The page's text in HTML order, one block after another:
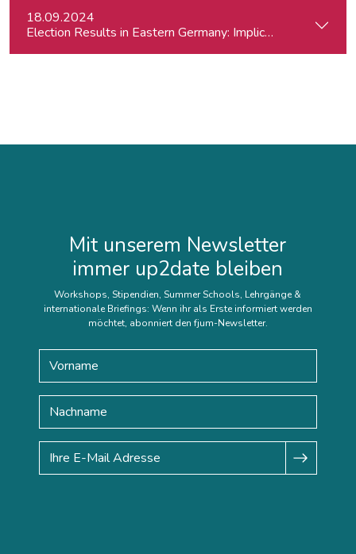
18.09.2024
Election Results in Eastern Germany:
Mit unserem Newsletter
immer up2date bleiben
Workshops, Stipendien, Summer Schools, Lehrgänge &
internationale Briefings: Wenn ihr als Erste informiert werden
möchtet, abonniert den fjum-Newsletter.